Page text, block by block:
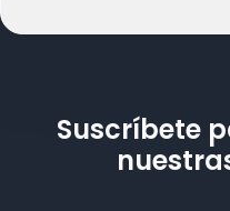
Suscríbete